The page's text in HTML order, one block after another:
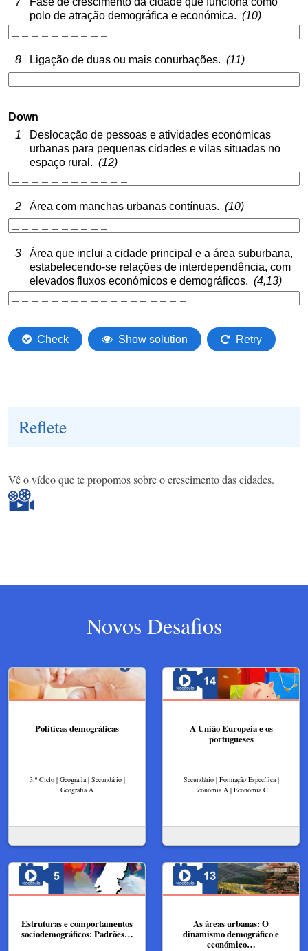
Reflete
Vê o vídeo que te propomos sobre o crescimento das cidades.
Novos Desafios
Políticas demográficas
3.º Ciclo | Geografia | Secundário |
Geografia A
A União Europeia e os
portugueses
Secundário | Formação Específica |
Economia A | Economia C
Estruturas e comportamentos
sociodemográficos: Padrões…
As áreas urbanas: O
dinamismo demográfico e
económico…